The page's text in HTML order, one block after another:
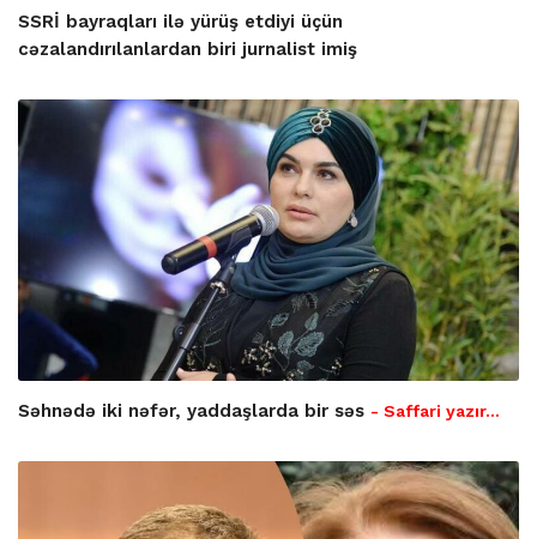
SSRİ bayraqları ilə yürüş etdiyi üçün
cəzalandırılanlardan biri jurnalist imiş
Səhnədə iki nəfər, yaddaşlarda bir səs - Saffari yazır…